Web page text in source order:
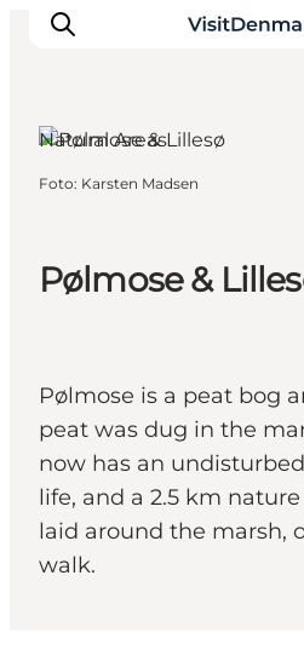
Wat te doen
Pølmose &
Pølmose is a peat bog
peat was dug in the
now has an
life, and a 2.5 km
laid around the marsh,
walk.
Natural Areas
Foto: Karsten Madsen